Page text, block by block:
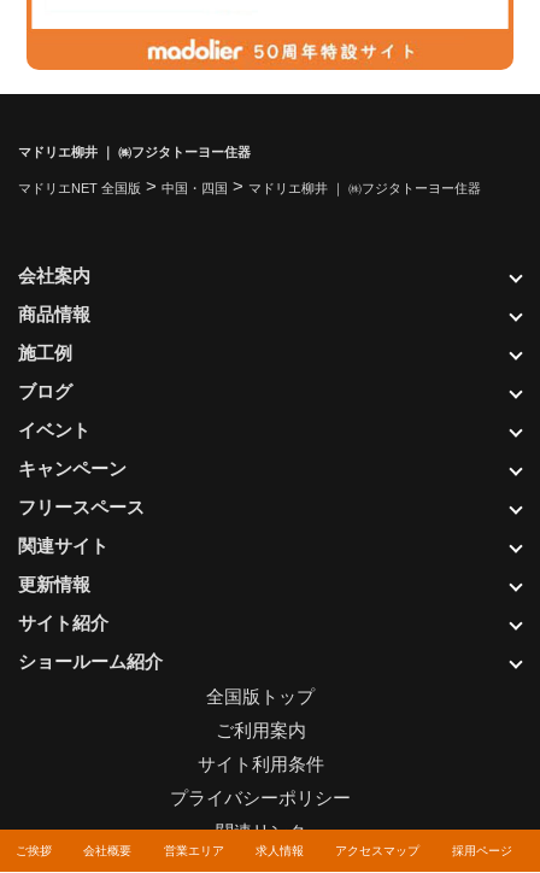
ご挨拶 会社概要 営業エリア 求人情報 アクセスマップ 採用ページ
マドリエ柳井 ｜ ㈱フジタトーヨー住器
マドリエNET 全国版 > 中国・四国 > マドリエ柳井 ｜ ㈱フジタトーヨー住器
更新情報
サイト紹介
ショールーム紹介
会社案内
商品情報
施工例
ブログ
イベント
キャンペーン
フリースペース
関連サイト
全国版トップ
ご利用案内
サイト利用条件
プライバシーポリシー
関連リンク